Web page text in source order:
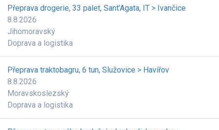
Přeprava drogerie, 33 palet, Sant’Agata, IT > Ivančice
8.8.2026
Jihomoravský
Doprava a logistika
Přeprava traktobagru, 6 tun, Služovice > Havířov
8.8.2026
Moravskoslezský
Doprava a logistika